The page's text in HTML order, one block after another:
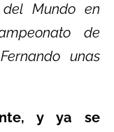
Mundo en
de
unas
y ya se